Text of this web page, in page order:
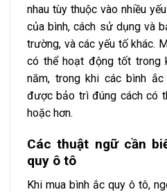
nhau tùy thuộc vào nhiều
của bình, cách sử dụng và
trường, và các yếu tố khác.
có thể hoạt động tốt trong
năm, trong khi các bình
được bảo trì đúng cách có
hoặc hơn.
Các thuật ngữ cần
quy ô tô
Khi mua bình ắc quy ô tô,